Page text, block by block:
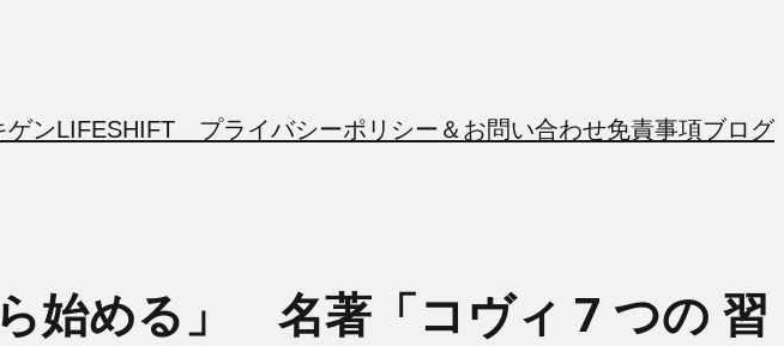
ンLIFESHIFT プライバシーポリシー＆お問い合わせ免責事項ブログ
始める」 名著「コヴィ 7 つの 習